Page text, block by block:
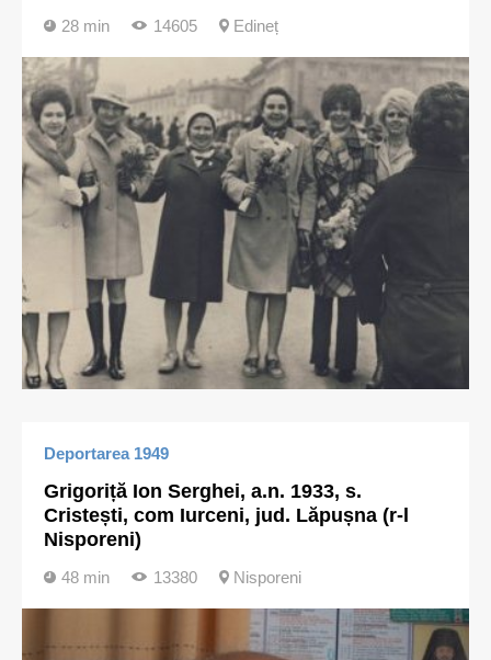
28 min 14605 Edineț
Deportarea 1949
Grigoriță Ion Serghei, a.n. 1933, s.
Cristești, com Iurceni, jud. Lăpușna (r-l
Nisporeni)
48 min 13380 Nisporeni